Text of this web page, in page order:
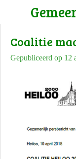
naar
Coalitie
Gepubliceerd op 12